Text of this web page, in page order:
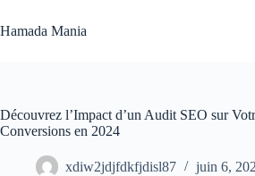
au
contenu
Hamada Mania
Découvrez l’Impact d’un Audit SEO sur
Conversions en 2024
xdiw2jdjfdkfjdisl87 juin 6,